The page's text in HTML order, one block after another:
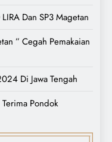
Dan SP3 Magetan
” Cegah Pemakaian
Di Jawa Tengah
Pondok